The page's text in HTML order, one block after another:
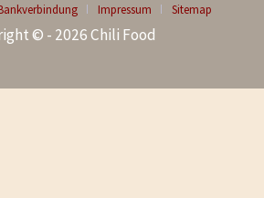
Impressum Sitemap
© - 2026 Chili Food